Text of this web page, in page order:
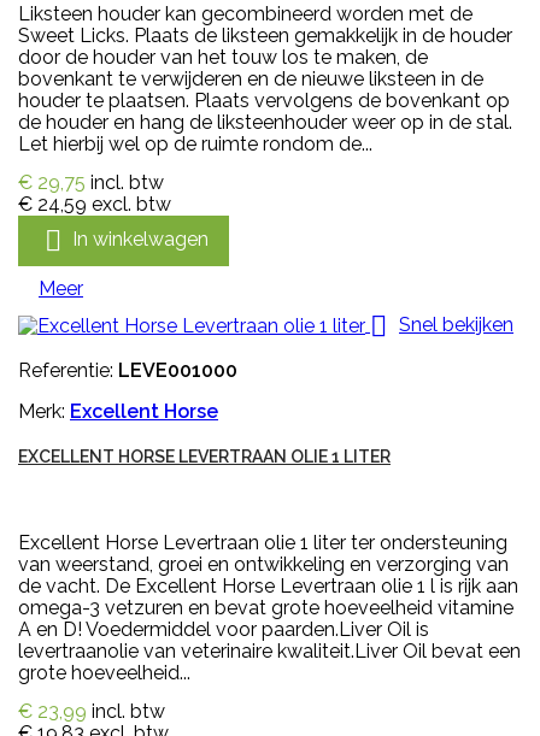
Liksteen houder kan gecombineerd worden met de
Sweet Licks. Plaats de liksteen gemakkelijk in de houder
door de houder van het touw los te maken, de
bovenkant te verwijderen en de nieuwe liksteen in de
houder te plaatsen. Plaats vervolgens de bovenkant op
de houder en hang de liksteenhouder weer op in de stal.
Let hierbij wel op de ruimte rondom de...
€ 29,75 incl. btw
€ 24,59 excl. btw
 In winkelwagen
Meer
 Snel bekijken
Referentie: LEVE001000
Merk: Excellent Horse
EXCELLENT HORSE LEVERTRAAN OLIE 1 LITER
Excellent Horse Levertraan olie 1 liter ter ondersteuning
van weerstand, groei en ontwikkeling en verzorging van
de vacht. De Excellent Horse Levertraan olie 1 l is rijk aan
omega-3 vetzuren en bevat grote hoeveelheid vitamine
A en D! Voedermiddel voor paarden.Liver Oil is
levertraanolie van veterinaire kwaliteit.Liver Oil bevat een
grote hoeveelheid...
€ 23,99 incl. btw